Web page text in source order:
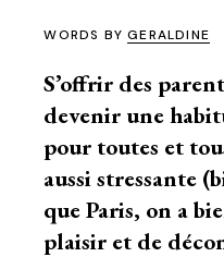
WORDS BYGERALDINE
S’offrir des
devenir une
pour toutes et
aussi stressante
que Paris, on a
plaisir et de